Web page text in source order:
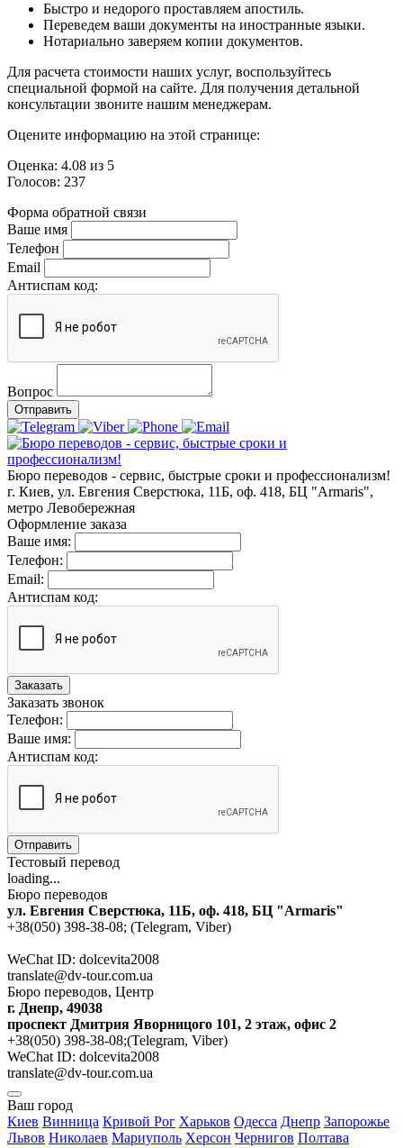
Быстро и недорого проставляем апостиль.
Переведем ваши документы на иностранные языки.
Нотариально заверяем копии документов.
Для расчета стоимости наших услуг, воспользуйтесь
специальной формой на сайте. Для получения детальной
консультации звоните нашим менеджерам.
Оцените информацию на этой странице:
Оценка: 4.08 из 5
Голосов: 237
Форма обратной связи
Ваше имя
Телефон
Email
Антиспам код:
Вопрос
Отправить
Бюро переводов - сервис, быстрые сроки и профессионализм!
г. Киев, ул. Евгения Сверстюка, 11Б, оф. 418, БЦ "Armaris",
метро Левобережная
Оформление заказа
Ваше имя:
Телефон:
Email:
Антиспам код:
Заказать
Заказать звонок
Телефон:
Ваше имя:
Антиспам код:
Отправить
Тестовый перевод
loading...
Бюро переводов
ул. Евгения Сверстюка, 11Б, оф. 418, БЦ "Armaris"
+38(050) 398-38-08; (Telegram, Viber)
WeChat ID: dolcevita2008
translate@dv-tour.com.ua
Бюро переводов, Центр
г. Днепр, 49038
проспект Дмитрия Яворницого 101, 2 этаж, офис 2
+38(050) 398-38-08;(Telegram, Viber)
WeChat ID: dolcevita2008
translate@dv-tour.com.ua
Ваш город
Киев Винница Кривой Рог Харьков Одесса Днепр Запорожье
Львов Николаев Мариуполь Херсон Чернигов Полтава